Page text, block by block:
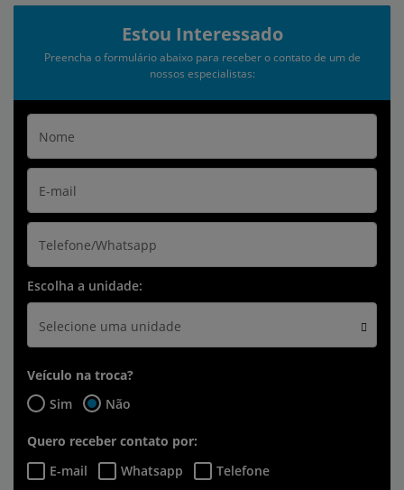
Estou Interessado
Preencha o formulário abaixo para receber o contato de um de
nossos especialistas:
Escolha a unidade:
Selecione uma unidade
Veículo na troca?
Sim
Não
Quero receber contato por:
E-mail
Whatsapp Telefone